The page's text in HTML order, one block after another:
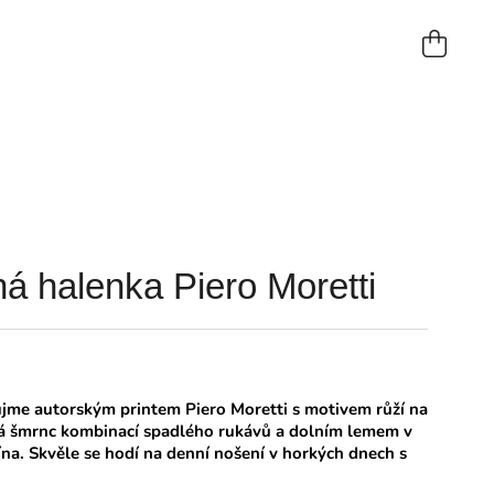
halenka Piero Moretti
autorským printem Piero Moretti s motivem růží na
šmrnc kombinací spadlého rukávů a dolním lemem v
Skvěle se hodí na denní nošení v horkých dnech s